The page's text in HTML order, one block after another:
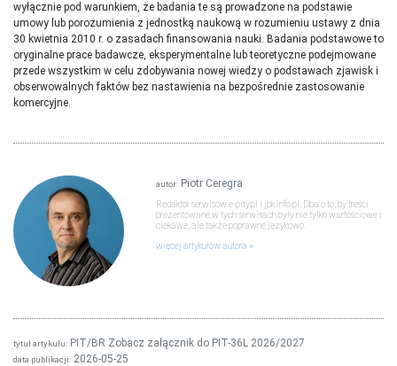
wyłącznie pod warunkiem, że badania te są prowadzone na podstawie
umowy lub porozumienia z jednostką naukową w rozumieniu ustawy z dnia
30 kwietnia 2010 r. o zasadach finansowania nauki. Badania podstawowe to
oryginalne prace badawcze, eksperymentalne lub teoretyczne podejmowane
przede wszystkim w celu zdobywania nowej wiedzy o podstawach zjawisk i
obserwowalnych faktów bez nastawienia na bezpośrednie zastosowanie
komercyjne.
autor: Piotr Ceregra
Redaktor serwisów e-pity.pl i jpk.info.pl. Dba o to, by treści
prezentowane w tych serwisach były nie tylko wartościowe i
ciekawe, ale także poprawne językowo.
więcej artykułów autora
tytuł artykułu: PIT/BR Zobacz załącznik do PIT-36L 2026/2027
data publikacji: 2026-05-25